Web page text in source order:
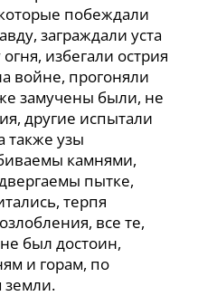
побеждали
заграждали уста
избегали острия
войне, прогоняли
замучены были, не
другие испытали
также узы
камнями,
пытке,
терпя
все те,
был достоин,
и горам, по